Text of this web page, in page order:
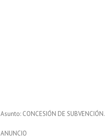
Asunto: CONCESIÓN DE SUBVENCIÓN.
ANUNCIO